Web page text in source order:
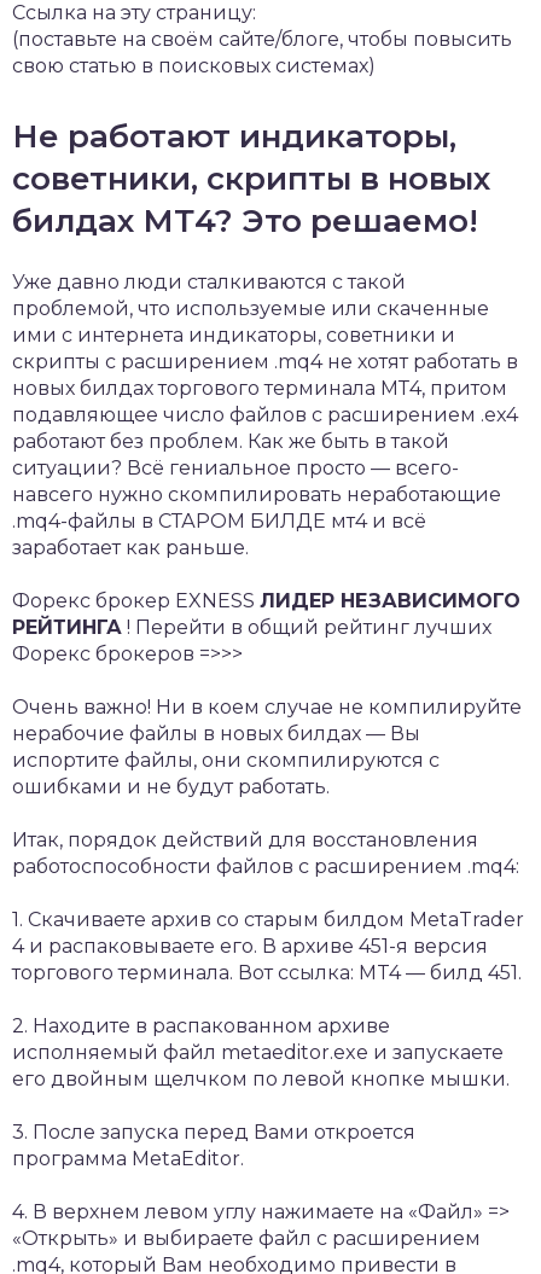
Ссылка на эту страницу:
(поставьте на своём сайте/блоге, чтобы повысить
свою статью в поисковых системах)
Не работают индикаторы,
советники, скрипты в новых
билдах МТ4? Это решаемо!
Уже давно люди сталкиваются с такой
проблемой, что используемые или скаченные
ими с интернета индикаторы, советники и
скрипты с расширением .mq4 не хотят работать в
новых билдах торгового терминала МТ4, притом
подавляющее число файлов с расширением .ex4
работают без проблем. Как же быть в такой
ситуации? Всё гениальное просто — всего-
навсего нужно скомпилировать неработающие
.mq4-файлы в СТАРОМ БИЛДЕ мт4 и всё
заработает как раньше.
Форекс брокер EXNESS ЛИДЕР НЕЗАВИСИМОГО
РЕЙТИНГА ! Перейти в общий рейтинг лучших
Форекс брокеров =>>>
Очень важно! Ни в коем случае не компилируйте
нерабочие файлы в новых билдах — Вы
испортите файлы, они скомпилируются с
ошибками и не будут работать.
Итак, порядок действий для восстановления
работоспособности файлов с расширением .mq4:
1. Скачиваете архив со старым билдом MetaTrader
4 и распаковываете его. В архиве 451-я версия
торгового терминала. Вот ссылка: MT4 — билд 451.
2. Находите в распакованном архиве
исполняемый файл metaeditor.exe и запускаете
его двойным щелчком по левой кнопке мышки.
3. После запуска перед Вами откроется
программа MetaEditor.
4. В верхнем левом углу нажимаете на «Файл» =>
«Открыть» и выбираете файл с расширением
.mq4, который Вам необходимо привести в